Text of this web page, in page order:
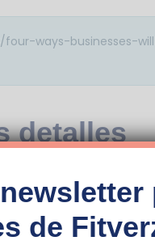
ways-businesses-
detalles
de